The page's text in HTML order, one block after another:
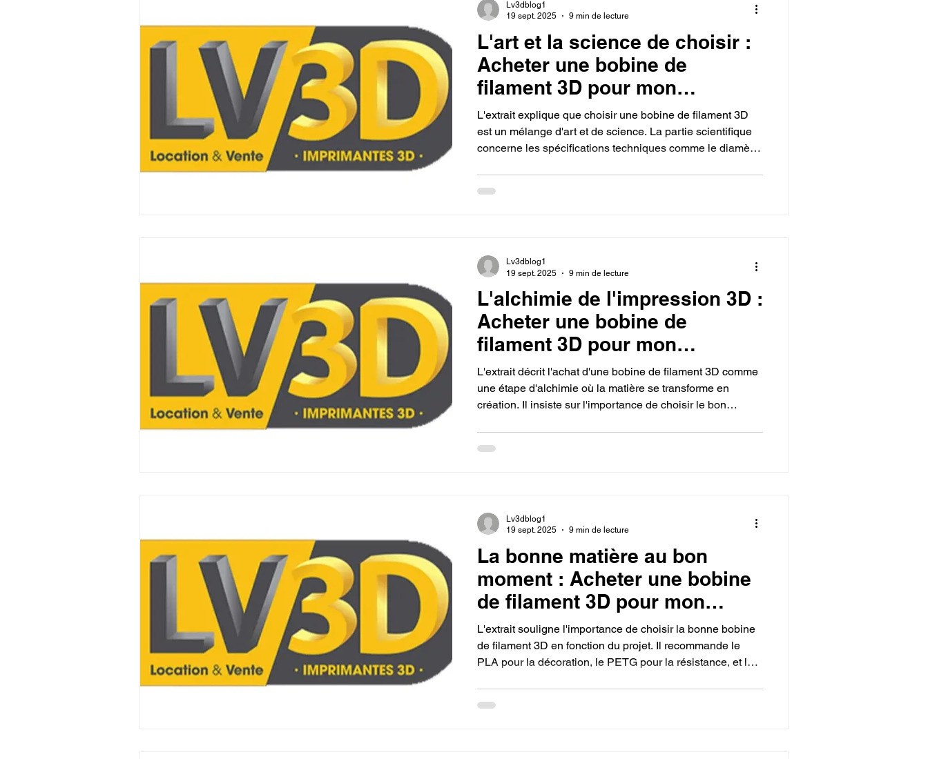
L'art et la science de choisir :
Acheter une bobine de
filament 3D pour mon
imprimante 3D.
L'extrait explique que choisir une bobine de filament 3D
est un mélange d'art et de science. La partie scientifique
concerne les spécifications techniques comme le diamètre
l'esthétique et à l'usage de la création.
Lv3dblog1
19 sept. 2025
9 min de lecture
L'alchimie de l'impression 3D :
Acheter une bobine de
filament 3D pour mon
imprimante 3D.
L'extrait décrit l'achat d'une bobine de filament 3D comme
une étape d'alchimie où la matière se transforme en
création. Il insiste sur l'importance de choisir le bon
devenir un "alchimiste du numérique".
Lv3dblog1
19 sept. 2025
9 min de lecture
La bonne matière au bon
moment : Acheter une bobine
de filament 3D pour mon
imprimante 3D.
L'extrait souligne l'importance de choisir la bonne bobine
de filament 3D en fonction du projet. Il recommande le
PLA pour la décoration, le PETG pour la résistance, et le
Lv3dblog1
19 sept. 2025
9 min de lecture